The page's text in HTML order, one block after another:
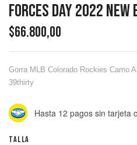
Forces Day 2022
$66.800,00
Gorra MLB Colorado Rockies Camo
39thirty
Hasta 12 pagos sin tarjeta
TALLA